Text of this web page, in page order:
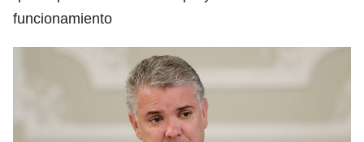
funcionamiento